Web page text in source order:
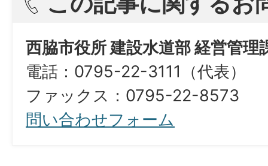
西脇市役所 建設水道部 経営管理
電話：0795-22-3111（代表）
ファックス：0795-22-8573​​​​​​​
問い合わせフォーム